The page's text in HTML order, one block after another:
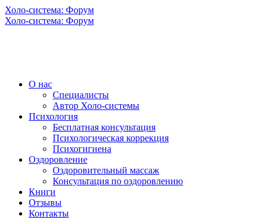
Холо-система: Форум
Холо-система: Форум
О нас
Специалисты
Автор Холо-системы
Психология
Бесплатная консультация
Психологическая коррекция
Психогигиена
Оздоровление
Оздоровительный массаж
Консультация по оздоровлению
Книги
Отзывы
Контакты